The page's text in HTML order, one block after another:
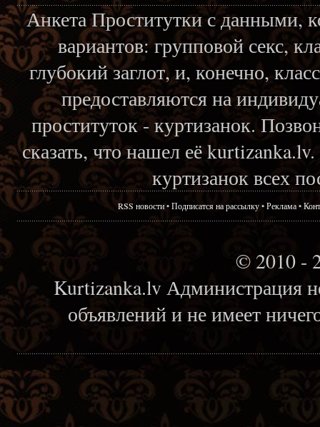
Анкета Проститутки с данными,
вариантов: групповой секс,
глубокий заглот, и, конечно,
предоставляются на
проституток - куртизанок.
сказать, что нашел её
куртизанок всех
RSS новости•Подписатся на рассылку•Реклама•
© 2010 -
Kurtizanka.lv Администрация
объявлений и не имеет